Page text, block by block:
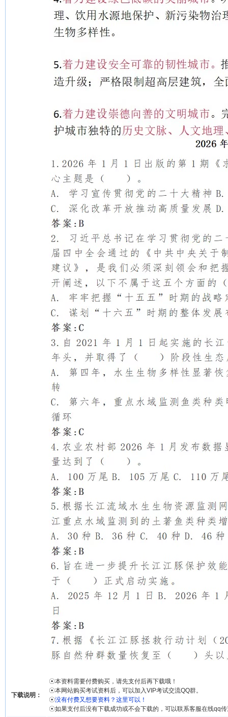
下载说明：
☉本资料需要付费购买，请先支付后再下载哦！
☉本网站购买考试资料后，可以加入VIP考试交流QQ群。
☉没有付费又想要资料？这里可以！
☉如果支付后没有下载成功或不会下载的，可以联系客服在线qq